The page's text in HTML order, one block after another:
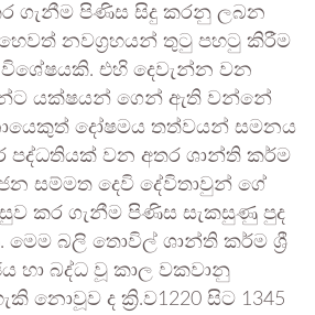
ගැනීම පිණිස සිදු කරනු ලබන
නවග්‍රහයන් තුටු පහටු කිරීම
විශේෂයකි. එහි දෙවැන්න වන
යක්ෂයන් ගෙන් ඇති වන්නේ
දෝෂමය තත්වයන් සමනය
පද්ධතියක් වන අතර ශාන්ති කර්ම
සම්මත දෙවි දේවිතාවුන් ගේ
කර ගැනීම පිණිස සැකසුණු පුද
මෙම බලි තොවිල් ශාන්ති කර්ම ශ්‍රී
හා බද්ධ වූ කාල වකවානු
නොවූව ද ක්‍රි.ව1220 සිට 1345